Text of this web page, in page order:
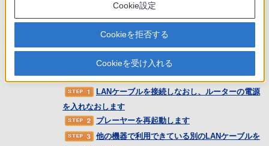
対処方法
LANケーブルを接続しなおし、ルーターの電源
を入れなおします
プレーヤーを再起動します
他の機器で利用できている別のLANケーブルを
Cookie設定
Cookieを拒否する
Cookieを受け入れる